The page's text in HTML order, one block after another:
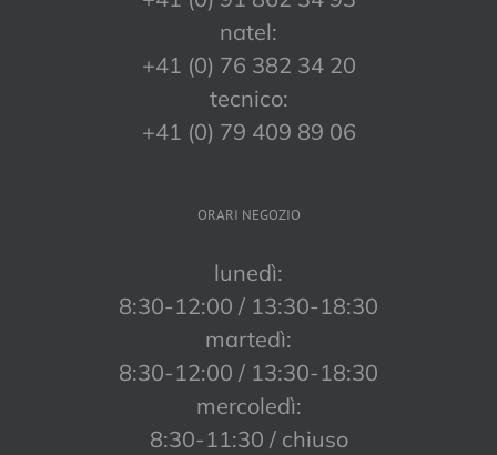
natel:
+41 (0) 76 382 34 20
tecnico:
+41 (0) 79 409 89 06
ORARI NEGOZIO
lunedì:
8:30-12:00 / 13:30-18:30
martedì:
8:30-12:00 / 13:30-18:30
mercoledì:
8:30-11:30 / chiuso